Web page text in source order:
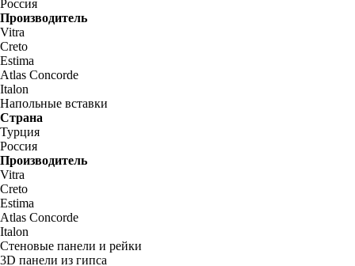
Россия
Производитель
Vitra
Creto
Estima
Atlas Concorde
Italon
Напольные вставки
Страна
Турция
Россия
Производитель
Vitra
Creto
Estima
Atlas Concorde
Italon
Стеновые панели и рейки
3D панели из гипса